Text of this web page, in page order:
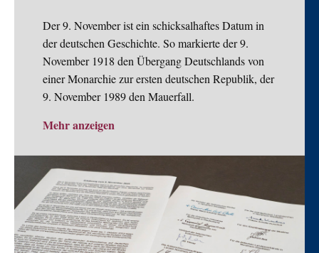
Der 9. November ist ein schicksalhaftes Datum in
der deutschen Geschichte. So markierte der 9.
November 1918 den Übergang Deutschlands von
einer Monarchie zur ersten deutschen Republik, der
9. November 1989 den Mauerfall.
Mehr anzeigen